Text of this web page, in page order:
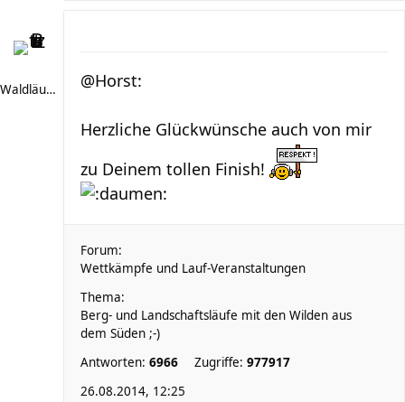
Waldläufer 66 @Horst:
Herzliche Glückwünsche auch von mir
zu Deinem tollen Finish!
Forum:
Wettkämpfe und Lauf-Veranstaltungen
Thema:
Berg- und Landschaftsläufe mit den Wilden aus
dem Süden ;-)
Antworten: 6966 Zugriffe: 977917
26.08.2014, 12:25